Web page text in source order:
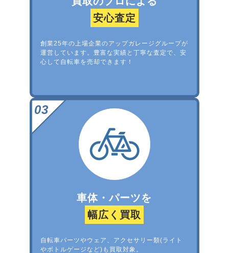
安心査定
創業25年の上場企業のアップガレージグループが
運営しています。豊富な実績と丁寧な査定で、安
心して自転車を売却できます！
車体・パーツを
幅広く買取
自転車パーツやウェア、アクセサリー類(ライト
やボトルゲージなど)も買取対象。